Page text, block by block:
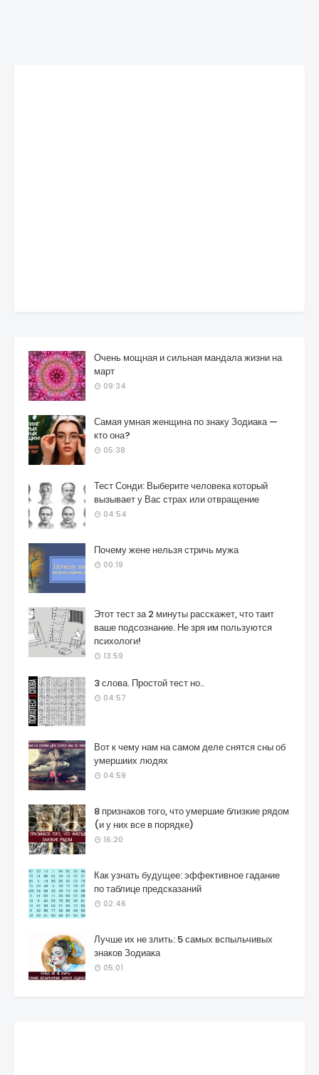
Очень мощная и сильная мандала жизни на
март
09:34
Самая умная женщина по знаку Зодиака —
кто она?
05:38
Тест Сонди: Выберите человека который
вызывает у Вас страх или отвращение
04:54
Почему жене нельзя стричь мужа
00:19
Этот тест за 2 минуты расскажет, что таит
ваше подсознание. Не зря им пользуются
психологи!
13:59
3 слова. Простой тест но..
04:57
Вот к чему нам на самом деле снятся сны об
умершиих людях
04:59
8 признаков того, что умершие близкие рядом
(и у них все в порядке)
16:20
Как узнать будущее: эффективное гадание
по таблице предсказаний
02:46
Лучше их не злить: 5 самых вспыльчивых
знаков Зодиака
05:01